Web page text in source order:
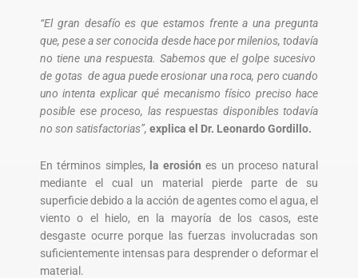
“El gran desafío es que estamos frente a una pregunta
que, pese a ser conocida desde hace por milenios, todavía
no tiene una respuesta. Sabemos que el golpe sucesivo
de gotas de agua puede erosionar una roca, pero cuando
uno intenta explicar qué mecanismo físico preciso hace
posible ese proceso, las respuestas disponibles todavía
no son satisfactorias”, explica el Dr. Leonardo Gordillo.
En términos simples, la erosión es un proceso natural
mediante el cual un material pierde parte de su
superficie debido a la acción de agentes como el agua, el
viento o el hielo, en la mayoría de los casos, este
desgaste ocurre porque las fuerzas involucradas son
suficientemente intensas para desprender o deformar el
material.